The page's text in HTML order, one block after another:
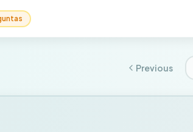
Previous